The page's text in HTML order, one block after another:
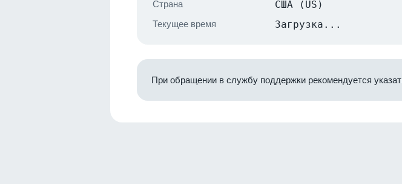
Страна США (US)
Текущее время Загрузка...
При обращении в службу поддержки рекомендуется